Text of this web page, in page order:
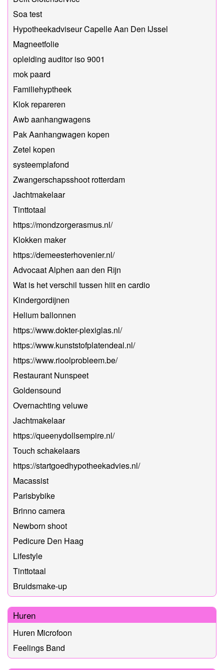
Soa test
Hypotheekadviseur Capelle Aan Den IJssel
Magneetfolie
opleiding auditor iso 9001
mok paard
Familiehyptheek
Klok repareren
Awb aanhangwagens
Pak Aanhangwagen kopen
Zetel kopen
systeemplafond
Zwangerschapsshoot rotterdam
Jachtmakelaar
Tinttotaal
https://mondzorgerasmus.nl/
Klokken maker
https://demeesterhovenier.nl/
Advocaat Alphen aan den Rijn
Wat is het verschil tussen hiit en cardio
Kindergordijnen
Helium ballonnen
https://www.dokter-plexiglas.nl/
https://www.kunststofplatendeal.nl/
https://www.rioolprobleem.be/
Restaurant Nunspeet
Goldensound
Overnachting veluwe
Jachtmakelaar
https://queenydollsempire.nl/
Touch schakelaars
https://startgoedhypotheekadvies.nl/
Macassist
Parisbybike
Brinno camera
Newborn shoot
Pedicure Den Haag
Lifestyle
Tinttotaal
Bruidsmake-up
Huren
Huren Microfoon
Feelings Band